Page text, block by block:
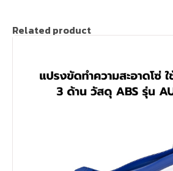
Related product